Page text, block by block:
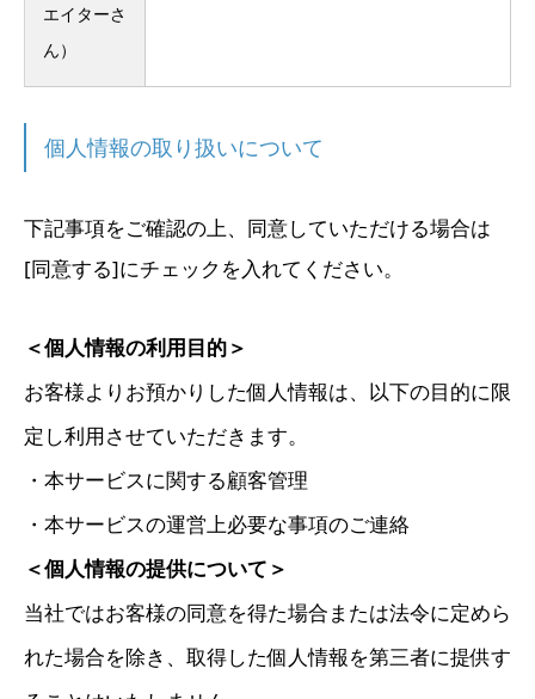
エイターさ
ん）
個人情報の取り扱いについて
下記事項をご確認の上、同意していただける場合は
[同意する]にチェックを入れてください。
＜個人情報の利用目的＞
お客様よりお預かりした個人情報は、以下の目的に限
定し利用させていただきます。
・本サービスに関する顧客管理
・本サービスの運営上必要な事項のご連絡
＜個人情報の提供について＞
当社ではお客様の同意を得た場合または法令に定めら
れた場合を除き、取得した個人情報を第三者に提供す